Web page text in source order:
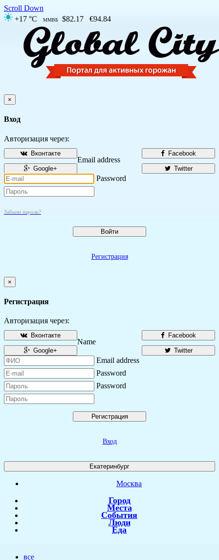
Scroll Down
+17 °C
ММВБ $82.17 €94.84
×
Вход
Авторизация через:
Facebook
Вконтакте
Twitter
Google+
Email address
Password
Забыли пароль?
Войти
Регистрация
×
Регистрация
Авторизация через:
Facebook
Вконтакте
Twitter
Google+
Name
Email address
Password
Password
Регистрация
Вход
Екатеринбург
Москва
Город
Места
События
Люди
Еда
все